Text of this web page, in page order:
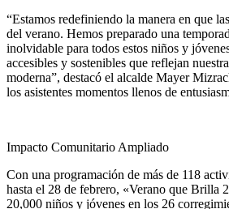
“Estamos redefiniendo la manera en que
del verano. Hemos preparado una
inolvidable para todos estos niños y
accesibles y sostenibles que reflejan
moderna”, destacó el alcalde Mayer
los asistentes momentos llenos de
Impacto Comunitario Ampliado
Con una programación de más de 118
hasta el 28 de febrero, «Verano que Brilla
20,000 niños y jóvenes en los 26